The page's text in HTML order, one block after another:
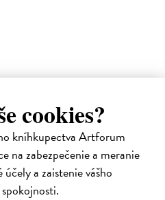
cookies?
kníhkupectva Artforum
na zabezpečenie a meranie
a zaistenie vášho
E-AUDIO